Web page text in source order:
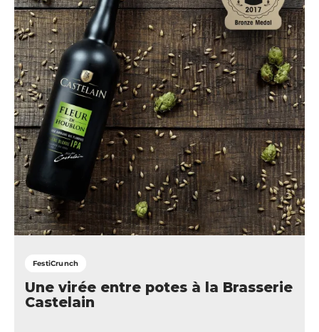
FestiCrunch
Une virée entre potes à la Brasserie
Castelain